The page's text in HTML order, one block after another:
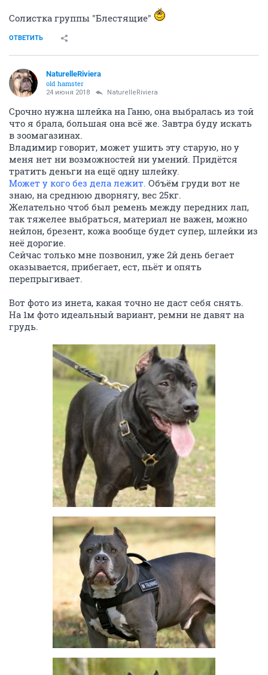
Солистка группы "Блестящие"
ОТВЕТИТЬ
NaturelleRiviera
old hamster
24 июня 2018 NaturelleRiviera
Срочно нужна шлейка на Ганю, она выбралась из той
что я брала, большая она всё же. Завтра буду искать
в зоомагазинах.
Владимир говорит, может ушить эту старую, но у
меня нет ни возможностей ни умений. Придётся
тратить деньги на ещё одну шлейку.
Может у кого без дела лежит. Объём груди вот не
знаю, на среднюю дворнягу, вес 25кг.
Желательно чтоб был ремень между передних лап,
так тяжелее выбраться, материал не важен, можно
нейлон, брезент, кожа вообще будет супер, шлейки из
неё дорогие.
Сейчас только мне позвонил, уже 2й день бегает
оказывается, прибегает, ест, пьёт и опять
перепрыгивает.
Вот фото из инета, какая точно не даст себя снять.
На 1м фото идеальный вариант, ремни не давят на
грудь.